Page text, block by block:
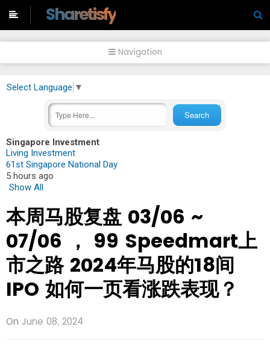
Sharetisfy
Navigation
Select Language ▼
Singapore Investment
Living Investment
61st Singapore National Day
5 hours ago
Show All
本周马股复盘 03/06 ~
07/06 ， 99 Speedmart上
市之路 2024年马股的18间
IPO 如何一页看涨跌表现？
On June 08, 2024